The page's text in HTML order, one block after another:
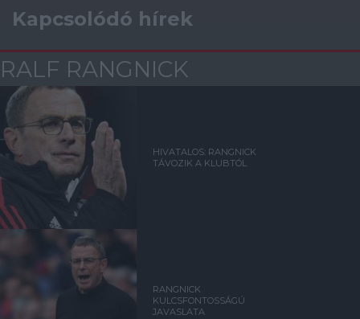
Kapcsolódó hírek
RALF RANGNICK
HIVATALOS: RANGNICK
TÁVOZIK A KLUBTÓL
RANGNICK
KULCSFONTOSSÁGÚ
JAVASLATA